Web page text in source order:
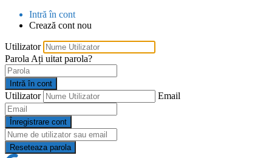
Intră în cont
Crează cont nou
Utilizator
Parola Ați uitat parola?
Intră în cont
Utilizator Email
Înregistrare cont
Reseteaza parola